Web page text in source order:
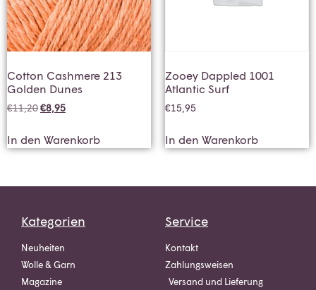
Cotton Cashmere 213
Golden Dunes
€11,20€8,95
In den Warenkorb
Zooey Dappled 1001
Atlantic Surf
€15,95
In den Warenkorb
Kategorien
Neuheiten
Wolle & Garn
Magazine
Service
Kontakt
Zahlungsweisen
Versand und Lieferung